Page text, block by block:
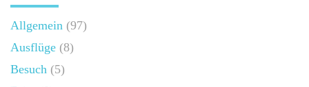
Allgemein (97)
Ausflüge (8)
Besuch (5)